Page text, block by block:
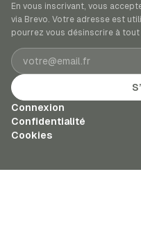
En vous inscrivant, vous
via Brevo. Votre adresse est
pourrez vous désinscrire à tout
Adresse e-mail
Connexion
Confidentialité
Cookies